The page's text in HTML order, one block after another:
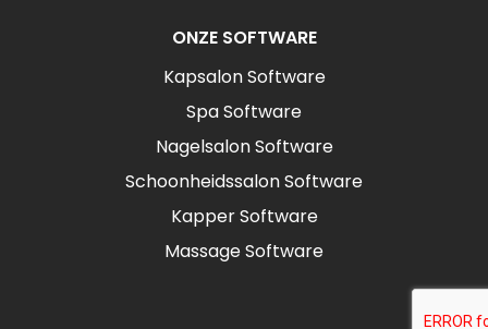
ONZE SOFTWARE
Kapsalon Software
Spa Software
Nagelsalon Software
Schoonheidssalon Software
Kapper Software
Massage Software